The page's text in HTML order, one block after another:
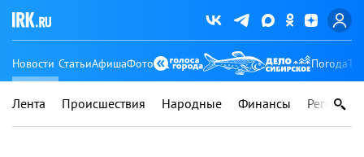
Новости СтатьиАфишаФото Погода
Лента Происшествия Народные Финансы Регионы